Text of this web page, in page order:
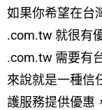
如果你希望在台
.com.tw 就很有
.com.tw 需要有
來說就是一種信
護服務提供優惠